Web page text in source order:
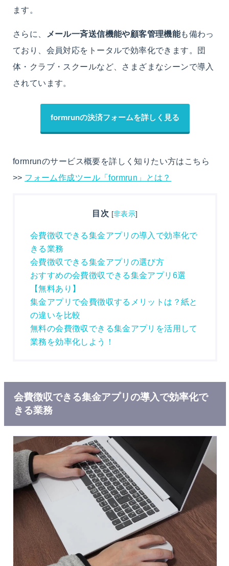
ます。
さらに、 メール一斉送信機能や顧客管理機能も備わっ
ており、会員対応をトータルで効率化できます。団
体・クラブ・スクールなど、さまざまなシーンで導入
されています。
formrunの決済フォームを詳しく見る
formrunのサービス概要を詳しく知りたい方はこちら
>> フォーム作成ツール「formrun」とは？
目次 [非表示]
会費徴収できる集金アプリの導入で効率化で
きる業務
会費徴収できる集金アプリの選び方
おすすめの会費徴収できる集金アプリ6選
【無料あり】
集金アプリで会費徴収するメリットは？紙と
の違いを比較
無料の会費徴収できる集金アプリを活用して
業務を効率化しよう！
会費徴収できる集金アプリの導入で効率化で
きる業務